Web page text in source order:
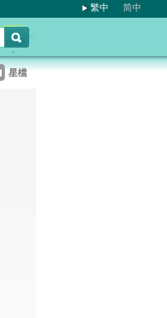
繁中 简中
星檔